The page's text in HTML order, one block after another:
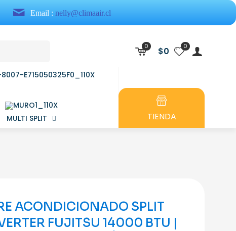
Email : nelly@climaair.cl
0 $0 0
MULTI SPLIT TIENDA
ACONDICIONADO SPLIT
FUJITSU 14000 BTU |